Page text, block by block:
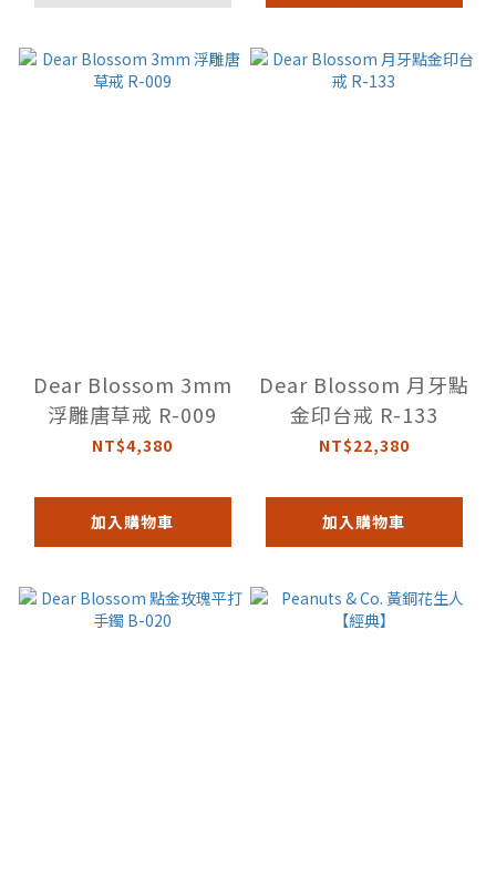
Dear Blossom 3mm
浮雕唐草戒 R-009
NT$4,380
加入購物車
Dear Blossom 月牙點
金印台戒 R-133
NT$22,380
加入購物車